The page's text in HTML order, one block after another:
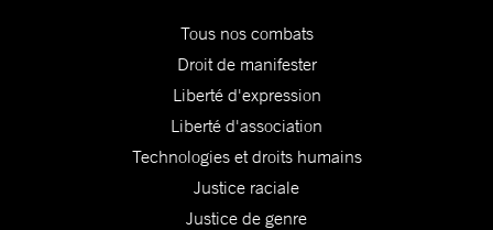
Tous nos combats
Droit de manifester
Liberté d'expression
Liberté d'association
Technologies et droits humains
Justice raciale
Justice de genre